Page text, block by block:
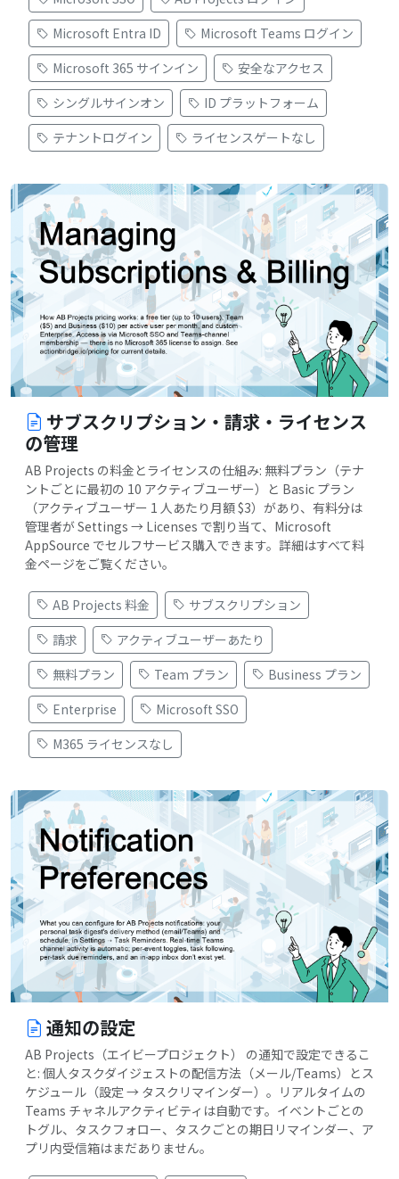
Microsoft Entra ID
Microsoft Teams ログイン
Microsoft 365 サインイン
安全なアクセス
シングルサインオン
ID プラットフォーム
テナントログイン
ライセンスゲートなし
サブスクリプション・請求・ライセンス
の管理
AB Projects の料金とライセンスの仕組み: 無料プラン（テナ
ントごとに最初の 10 アクティブユーザー）と Basic プラン
（アクティブユーザー 1 人あたり月額 $3）があり、有料分は
管理者が Settings → Licenses で割り当て、Microsoft
AppSource でセルフサービス購入できます。詳細はすべて料
金ページをご覧ください。
AB Projects 料金
サブスクリプション
請求
アクティブユーザーあたり
無料プラン
Team プラン
Business プラン
Enterprise
Microsoft SSO
M365 ライセンスなし
通知の設定
AB Projects（エイビープロジェクト） の通知で設定できるこ
と: 個人タスクダイジェストの配信方法（メール/Teams）とス
ケジュール（設定 → タスクリマインダー）。リアルタイムの
Teams チャネルアクティビティは自動です。イベントごとの
トグル、タスクフォロー、タスクごとの期日リマインダー、ア
プリ内受信箱はまだありません。